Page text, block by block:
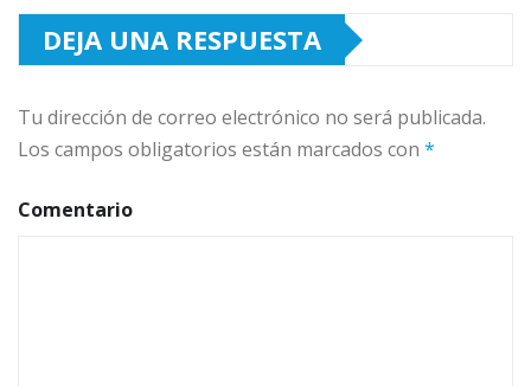
DEJA UNA RESPUESTA
Tu dirección de correo electrónico no será publicada.
Los campos obligatorios están marcados con *
Comentario